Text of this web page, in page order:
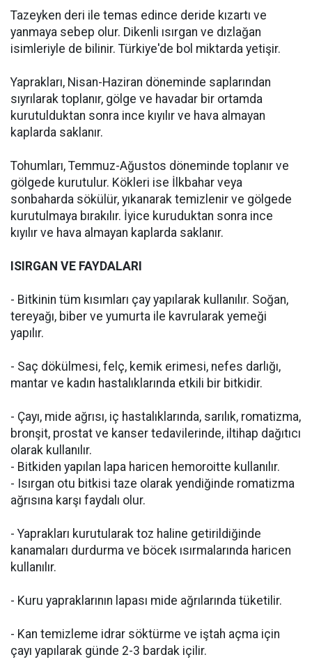
Tazeyken deri ile temas edince deride kızartı ve
yanmaya sebep olur. Dikenli ısırgan ve dızlağan
isimleriyle de bilinir. Türkiye'de bol miktarda yetişir.
Yaprakları, Nisan-Haziran döneminde saplarından
sıyrılarak toplanır, gölge ve havadar bir ortamda
kurutulduktan sonra ince kıyılır ve hava almayan
kaplarda saklanır.
Tohumları, Temmuz-Ağustos döneminde toplanır ve
gölgede kurutulur. Kökleri ise İlkbahar veya
sonbaharda sökülür, yıkanarak temizlenir ve gölgede
kurutulmaya bırakılır. İyice kuruduktan sonra ince
kıyılır ve hava almayan kaplarda saklanır.
ISIRGAN VE FAYDALARI
- Bitkinin tüm kısımları çay yapılarak kullanılır. Soğan,
tereyağı, biber ve yumurta ile kavrularak yemeği
yapılır.
- Saç dökülmesi, felç, kemik erimesi, nefes darlığı,
mantar ve kadın hastalıklarında etkili bir bitkidir.
- Çayı, mide ağrısı, iç hastalıklarında, sarılık, romatizma,
bronşit, prostat ve kanser tedavilerinde, iltihap dağıtıcı
olarak kullanılır.
- Bitkiden yapılan lapa haricen hemoroitte kullanılır.
- Isırgan otu bitkisi taze olarak yendiğinde romatizma
ağrısına karşı faydalı olur.
- Yaprakları kurutularak toz haline getirildiğinde
kanamaları durdurma ve böcek ısırmalarında haricen
kullanılır.
- Kuru yapraklarının lapası mide ağrılarında tüketilir.
- Kan temizleme idrar söktürme ve iştah açma için
çayı yapılarak günde 2-3 bardak içilir.